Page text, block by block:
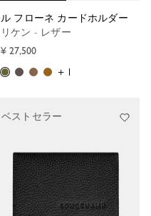
ル フローネ カードホルダー
リケン - レザー
¥ 27,500
+ 1
ベストセラー